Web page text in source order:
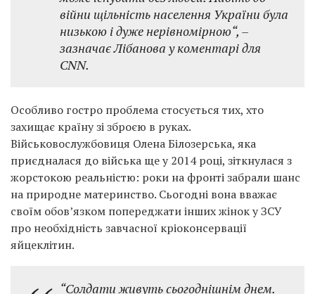
війни щільність населення України була
низькою і дуже нерівномірною“, –
зазначає Лібанова у коментарі для
CNN.
Особливо гостро проблема стосується тих, хто
захищає країну зі зброєю в руках.
Військовослужбовиця Олена Білозерська, яка
приєдналася до війська ще у 2014 році, зіткнулася з
жорстокою реальністю: роки на фронті забрали шанс
на природне материнство. Сьогодні вона вважає
своїм обов’язком попереджати інших жінок у ЗСУ
про необхідність завчасної кріоконсервації
яйцеклітин.
“Солдати живуть сьогоднішнім днем.